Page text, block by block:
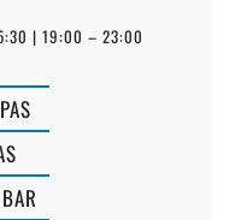
| 19:00 – 23:00